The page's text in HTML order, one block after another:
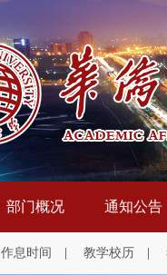
作息时间 教学校历
部门概况 通知公告